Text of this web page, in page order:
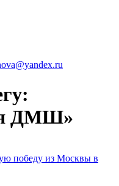
ДМШ»
победу из Москвы в